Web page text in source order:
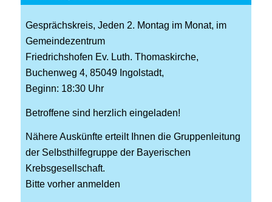
Gesprächskreis, Jeden 2. Montag im Monat, im
Gemeindezentrum
Friedrichshofen Ev. Luth. Thomaskirche,
Buchenweg 4, 85049 Ingolstadt,
Beginn: 18:30 Uhr
Betroffene sind herzlich eingeladen!
Nähere Auskünfte erteilt Ihnen die Gruppenleitung
der Selbsthilfegruppe der Bayerischen
Krebsgesellschaft.
Bitte vorher anmelden